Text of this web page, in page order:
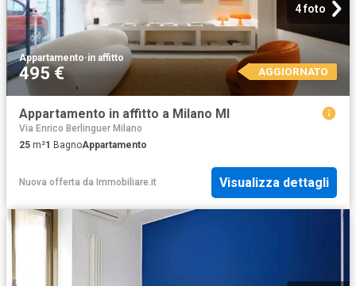
4 foto
Appartamento·in affitto
495 € AGGIORNATO
Appartamento in affitto a Milano MI
Via Enrico Berlinguer Milano
25 m²1 BagnoAppartamento
Nuova offerta da Immobiliare.it Visualizza dettagli